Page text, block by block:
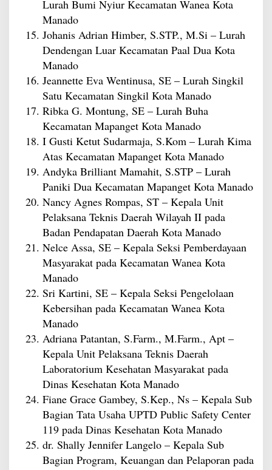
Lurah Bumi Nyiur Kecamatan Wanea Kota
Manado
Johanis Adrian Himber, S.STP., M.Si – Lurah
Dendengan Luar Kecamatan Paal Dua Kota
Manado
Jeannette Eva Wentinusa, SE – Lurah Singkil
Satu Kecamatan Singkil Kota Manado
Ribka G. Montung, SE – Lurah Buha
Kecamatan Mapanget Kota Manado
I Gusti Ketut Sudarmaja, S.Kom – Lurah Kima
Atas Kecamatan Mapanget Kota Manado
Andyka Brilliant Mamahit, S.STP – Lurah
Paniki Dua Kecamatan Mapanget Kota Manado
Nancy Agnes Rompas, ST – Kepala Unit
Pelaksana Teknis Daerah Wilayah II pada
Badan Pendapatan Daerah Kota Manado
Nelce Assa, SE – Kepala Seksi Pemberdayaan
Masyarakat pada Kecamatan Wanea Kota
Manado
Sri Kartini, SE – Kepala Seksi Pengelolaan
Kebersihan pada Kecamatan Wanea Kota
Manado
Adriana Patantan, S.Farm., M.Farm., Apt –
Kepala Unit Pelaksana Teknis Daerah
Laboratorium Kesehatan Masyarakat pada
Dinas Kesehatan Kota Manado
Fiane Grace Gambey, S.Kep., Ns – Kepala Sub
Bagian Tata Usaha UPTD Public Safety Center
119 pada Dinas Kesehatan Kota Manado
dr. Shally Jennifer Langelo – Kepala Sub
Bagian Program, Keuangan dan Pelaporan pada